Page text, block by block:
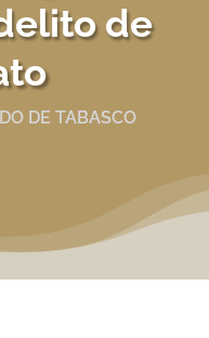
de
DE TABASCO